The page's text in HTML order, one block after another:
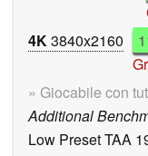
4K3840x2160
» Giocabile con
Additional
Low Preset TAA